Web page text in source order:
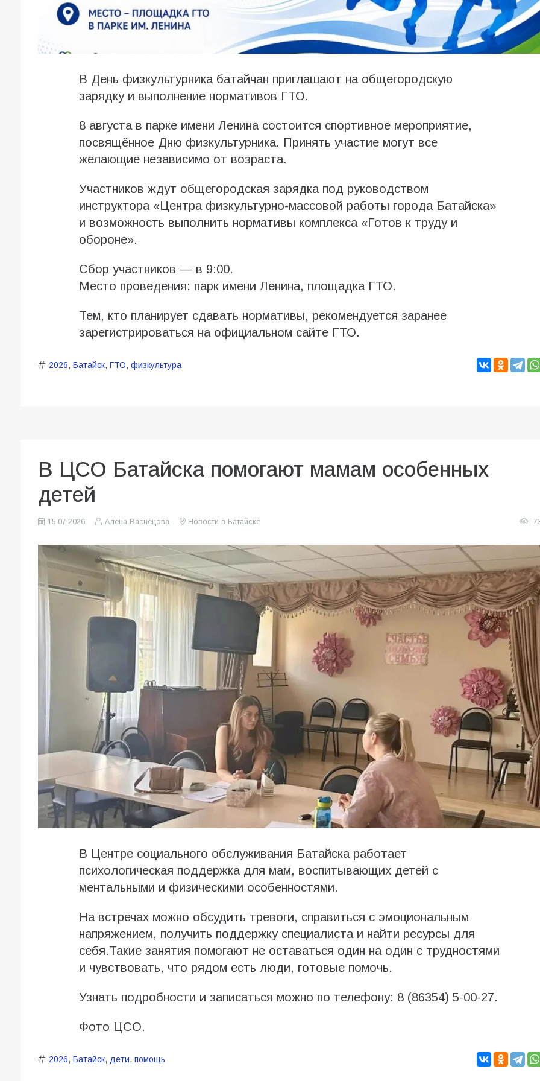
В День физкультурника батайчан приглашают на общегородскую
зарядку и выполнение нормативов ГТО.
8 августа в парке имени Ленина состоится спортивное мероприятие,
посвящённое Дню физкультурника. Принять участие могут все
желающие независимо от возраста.
Участников ждут общегородская зарядка под руководством
инструктора «Центра физкультурно-массовой работы города Батайска»
и возможность выполнить нормативы комплекса «Готов к труду и
обороне».
Сбор участников — в 9:00.
Место проведения: парк имени Ленина, площадка ГТО.
Тем, кто планирует сдавать нормативы, рекомендуется заранее
зарегистрироваться на официальном сайте ГТО.
2026, Батайск, ГТО, физкультура
В ЦСО Батайска помогают мамам особенных
детей
15.07.2026 Алена Васнецова Новости в Батайске
В Центре социального обслуживания Батайска работает
психологическая поддержка для мам, воспитывающих детей с
ментальными и физическими особенностями.
На встречах можно обсудить тревоги, справиться с эмоциональным
напряжением, получить поддержку специалиста и найти ресурсы для
себя.Такие занятия помогают не оставаться один на один с трудностями
и чувствовать, что рядом есть люди, готовые помочь.
Узнать подробности и записаться можно по телефону: 8 (86354) 5-00-27.
Фото ЦСО.
2026, Батайск, дети, помощь